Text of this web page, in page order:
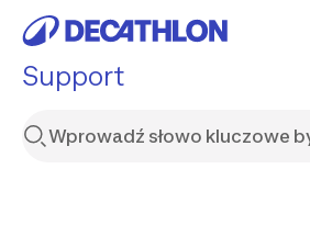
Support